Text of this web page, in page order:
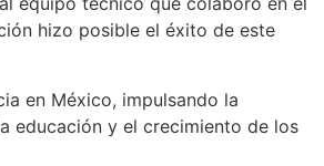
hizo posible el éxito de este
en México, impulsando la
educación y el crecimiento de los